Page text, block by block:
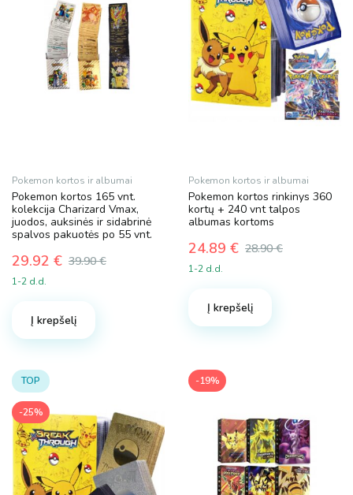
Pokemon kortos ir albumai
Pokemon kortos 165 vnt.
kolekcija Charizard Vmax,
juodos, auksinės ir sidabrinė
spalvos pakuotės po 55 vnt.
39.90€
Original
price
39.90 €.
29.92 €
Current
price
29.92 €.
1-2 d.d.
Į krepšelį
Pokemon kortos ir albumai
Pokemon kortos rinkinys 360
kortų + 240 vnt talpos
albumas kortoms
28.90€
Original
price
28.90 €.
24.89 €
Current
price
24.89 €.
1-2 d.d.
Į krepšelį
TOP
-25%
-19%